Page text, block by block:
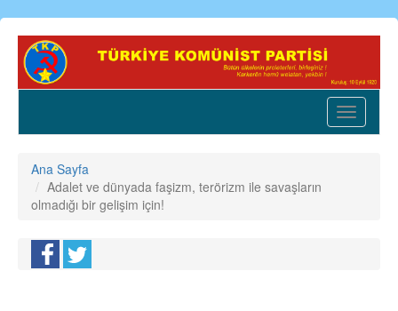
Ana
içeriğe
Toggle
Ana Sayfa
Adalet ve dünyada faşizm, terörizm ile savaşların
olmadığı bir gelişim için!